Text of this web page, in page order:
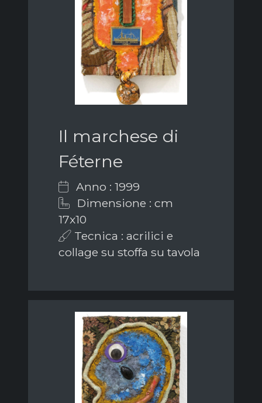
Il marchese di
Féterne
Anno : 1999
Dimensione : cm
17x10
Tecnica : acrilici e
collage su stoffa su tavola